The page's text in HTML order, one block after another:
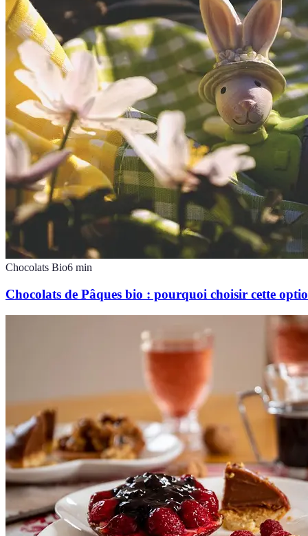
Chocolats Bio6 min
Chocolats de Pâques bio : pourquoi choisir cette